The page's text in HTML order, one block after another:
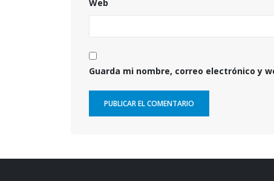
Web
Guarda mi nombre, correo electrónico y